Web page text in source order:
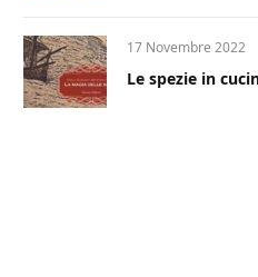
17 Novembre 2022
Le spezie in